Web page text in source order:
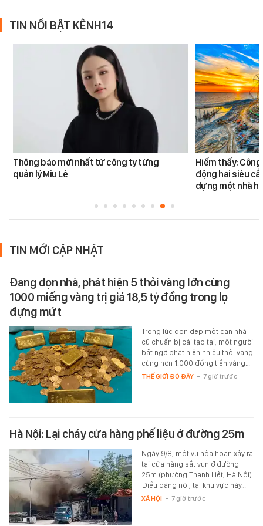
TIN NỔI BẬT KÊNH14
Thông báo mới nhất từ công ty từng
quản lý Miu Lê
Hiếm thấy:
động hai siêu
dựng một nhà
TIN MỚI CẬP NHẬT
Đang dọn nhà, phát hiện 5 thỏi vàng lớn cùng
1000 miếng vàng trị giá 18,5 tỷ đồng trong lọ
đựng mứt
Trong lúc dọn dẹp một căn nhà
cũ chuẩn bị cải tạo tại, một người
bất ngờ phát hiện nhiều thỏi vàng
cùng hơn 1.000 đồng tiền vàng…
THẾ GIỚI ĐÓ ĐÂY - 7 giờ trước
Hà Nội: Lại cháy cửa hàng phế liệu ở đường 25m
Ngày 9/8, một vụ hỏa hoạn xảy ra
tại cửa hàng sắt vụn ở đường
25m (phường Thanh Liệt, Hà Nội).
Điều đáng nói, tại khu vực này…
XÃ HỘI - 7 giờ trước